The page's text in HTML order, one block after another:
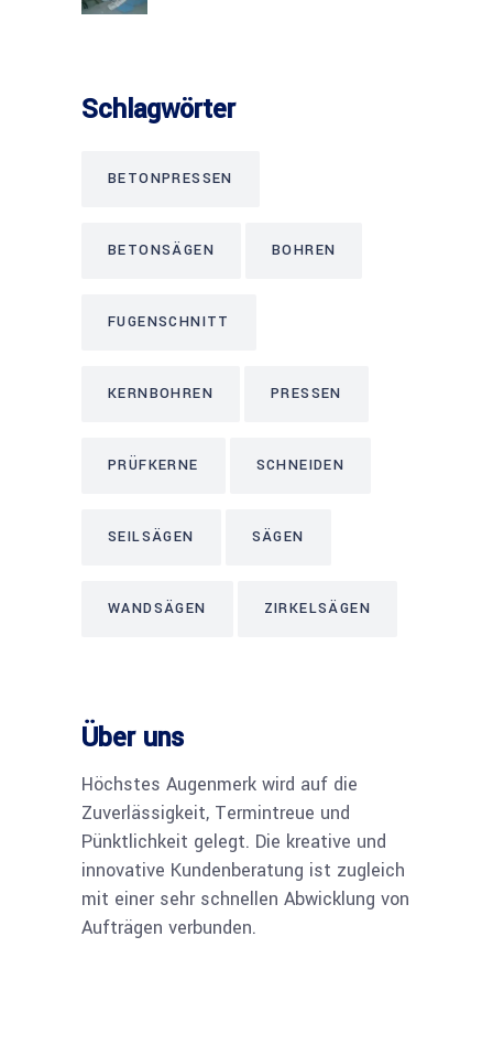
Schlagwörter
BETONPRESSEN
BETONSÄGEN BOHREN
FUGENSCHNITT
KERNBOHREN PRESSEN
PRÜFKERNE SCHNEIDEN
SEILSÄGEN SÄGEN
WANDSÄGEN ZIRKELSÄGEN
Über uns
Höchstes Augenmerk wird auf die
Zuverlässigkeit, Termintreue und
Pünktlichkeit gelegt. Die kreative und
innovative Kundenberatung ist zugleich
mit einer sehr schnellen Abwicklung von
Aufträgen verbunden.